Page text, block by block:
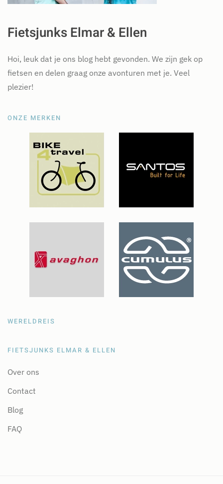
Fietsjunks Elmar & Ellen
Hoi, leuk dat je ons blog hebt gevonden. We zijn gek op
fietsen en delen graag onze avonturen met je. Veel
plezier!
ONZE MERKEN
WERELDREIS
FIETSJUNKS ELMAR & ELLEN
Over ons
Contact
Blog
FAQ